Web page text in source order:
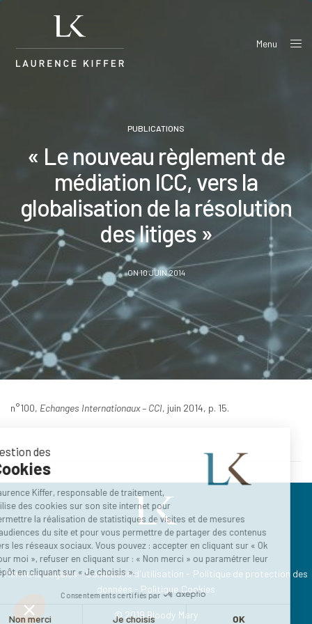
Menu
PUBLICATIONS
« Le nouveau règlement de
médiation ICC, vers la
globalisation de la résolution
des litiges »
ON 10 JUIN 2014
n°100, Echanges Internationaux – CCI, juin 2014, p. 15.
Mentions Légales - Conditions d'utilisation - Politique de protection des
données - Politique Cookies
© 2019 Bloody Mary
Gestion des
Cookies
Laurence Kiffer, responsable de traitement,
utilise des cookies sur son site internet pour
permettre la réalisation de statistiques de visites et de mesures
d’audiences du site et pour vous permettre de partager des contenus
vers les réseaux sociaux. Vous pouvez : accepter en cliquant sur « Ok
pour moi », refuser en cliquant sur : « Non merci » ou paramétrer leur
dépôt en cliquant sur « Je choisis ».
Consentements certifiés par
Non merci Je choisis